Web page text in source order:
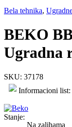
Bela tehnika,
BEKO
Ugradna
SKU: 37178
Informacioni list:
Stanje:
Na zalihama